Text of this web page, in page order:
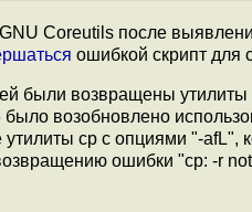
Coreutils после
ошибкой скрипт для
были возвращены
возобновлено
утилиты cp с опциями "-afL",
ошибки "cp: -r